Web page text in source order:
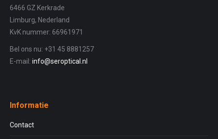
6466 GZ Kerkrade
Limburg, Nederland
KvK nummer: 66961971
Bel ons nu: +31 45 8881257
E-mail: info@seroptical.nl
Informatie
Contact